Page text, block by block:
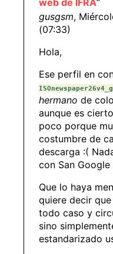
gusgsm,
(07:33)
Hola,
Ese perfil en
hermano de
aunque es
poco porque
costumbre de
descarga :(
con San
Que lo haya
quiere decir
todo caso y
sino
estandarizado